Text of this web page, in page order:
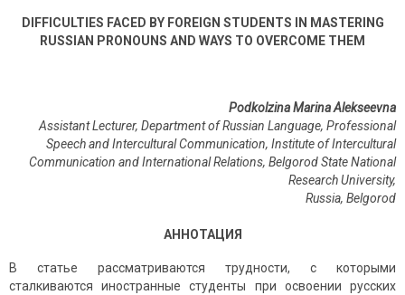
DIFFICULTIES FACED BY FOREIGN STUDENTS IN MASTERING
RUSSIAN PRONOUNS AND WAYS TO OVERCOME THEM
Podkolzina Marina Alekseevna
Assistant Lecturer, Department of Russian Language, Professional
Speech and Intercultural Communication, Institute of Intercultural
Communication and International Relations, Belgorod State National
Research University,
Russia, Belgorod
АННОТАЦИЯ
В статье рассматриваются трудности, с которыми
сталкиваются иностранные студенты при освоении русских